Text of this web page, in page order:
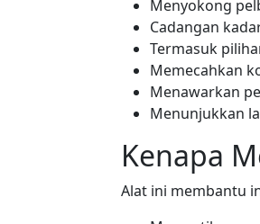
Menyokong
Cadangan
Termasuk
Memecahkan
Menawarkan
Menunjukkan
Kenapa
Alat ini membantu